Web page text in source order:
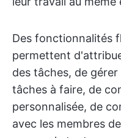
Des fonctionnalités
permettent
des tâches, de
tâches à faire, de
personnalisée, de
avec les membres